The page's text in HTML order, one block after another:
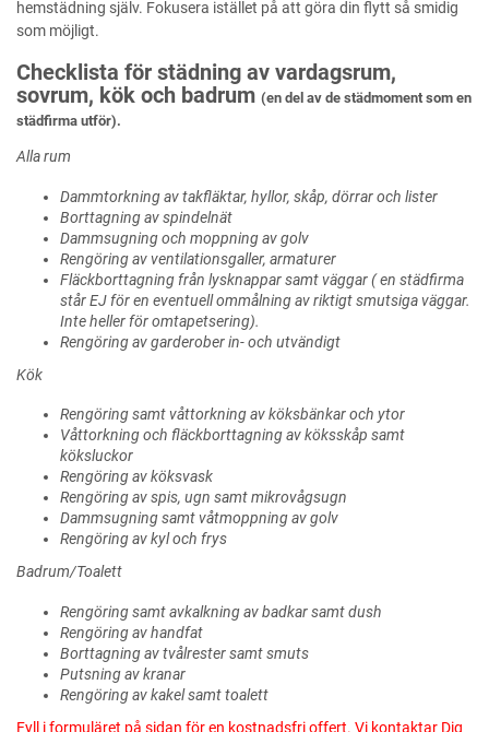
hemstädning själv. Fokusera istället på att göra din flytt så smidig
som möjligt.
Checklista för städning av vardagsrum,
sovrum, kök och badrum (en del av de städmoment som en
städfirma utför).
Alla rum
Dammtorkning av takfläktar, hyllor, skåp, dörrar och lister
Borttagning av spindelnät
Dammsugning och moppning av golv
Rengöring av ventilationsgaller, armaturer
Fläckborttagning från lysknappar samt väggar ( en städfirma
står EJ för en eventuell ommålning av riktigt smutsiga väggar.
Inte heller för omtapetsering).
Rengöring av garderober in- och utvändigt
Kök
Rengöring samt våttorkning av köksbänkar och ytor
Våttorkning och fläckborttagning av köksskåp samt
köksluckor
Rengöring av köksvask
Rengöring av spis, ugn samt mikrovågsugn
Dammsugning samt våtmoppning av golv
Rengöring av kyl och frys
Badrum/Toalett
Rengöring samt avkalkning av badkar samt dush
Rengöring av handfat
Borttagning av tvålrester samt smuts
Putsning av kranar
Rengöring av kakel samt toalett
Fyll i formuläret på sidan för en kostnadsfri offert. Vi kontaktar Dig